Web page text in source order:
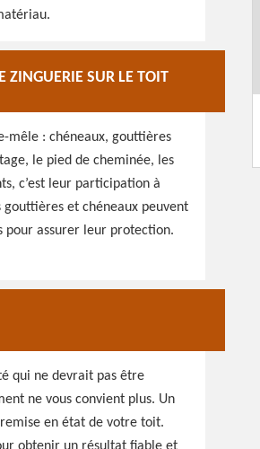
ZINGUERIE SUR LE TOIT
mêle : chéneaux, gouttières
le pied de cheminée, les
c’est leur participation à
et chéneaux peuvent
pour assurer leur protection.
qui ne devrait pas être
ne vous convient plus. Un
en état de votre toit.